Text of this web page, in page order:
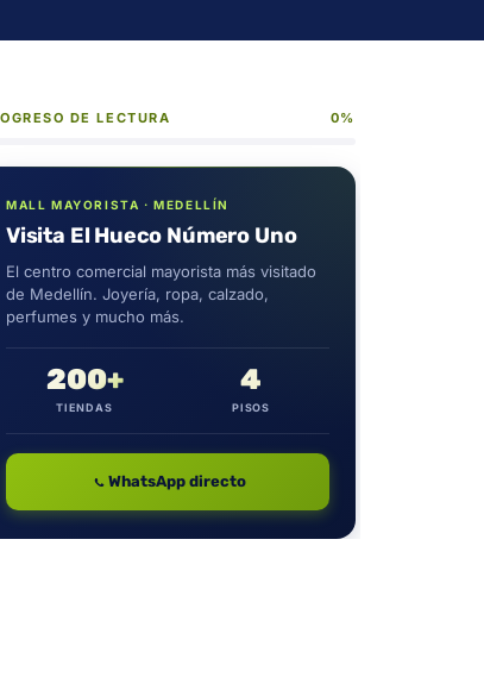
DE LECTURA 0%
MALL MAYORISTA · MEDELLÍN
Visita El Hueco Número Uno
El centro comercial mayorista más visitado
de Medellín. Joyería, ropa, calzado,
perfumes y mucho más.
200+
TIENDAS
4
PISOS
WhatsApp directo